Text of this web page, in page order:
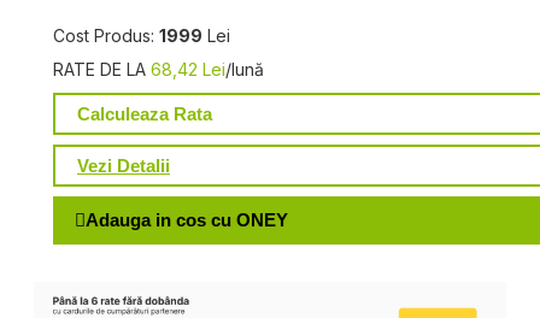
Cost Produs: 1999 Lei
RATE DE LA 68,42 Lei/lună
Calculeaza Rata
Vezi Detalii
Adauga in cos cu ONEY